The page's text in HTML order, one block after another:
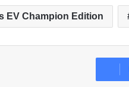
EV Champion Edition